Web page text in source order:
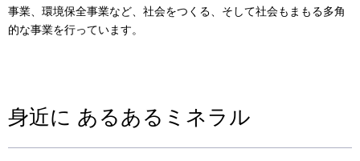
事業、環境保全事業など、社会をつくる、そして社会もまもる多角
的な事業を行っています。
身近に あるあるミネラル